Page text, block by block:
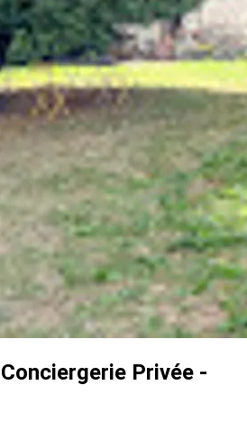
Privée -